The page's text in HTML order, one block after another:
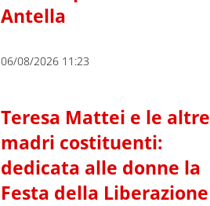
Antella
06/08/2026 11:23
Teresa Mattei e le altre
madri costituenti:
dedicata alle donne la
Festa della Liberazione